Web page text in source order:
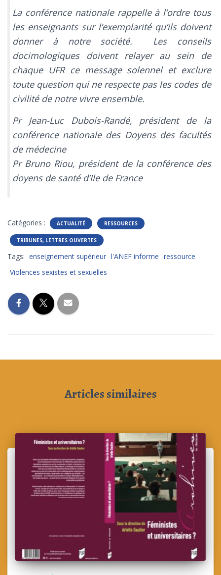
La conférence nationale rappelle à l’ordre tous
les enseignants sur l’exemplarité qu’ils doivent
donner à notre société. Les conseils
docimologiques doivent relayer au sein de
chaque UFR ce message solennel et exclure
toute question qui ne respecte pas les codes de
civilité de notre vivre ensemble.
Pr Jean-Luc Dubois-Randé, président de la
conférence nationale des Doyens des facultés
de médecine
Pr Bruno Riou, président de la conférence des
doyens de santé d’Ile de France
Catégories : ACTUALITÉ RESSOURCES
TRIBUNES, LETTRES OUVERTES
Tags: enseignement supérieur l'ANEF informe ressource
Violences sexistes et sexuelles
Articles similaires